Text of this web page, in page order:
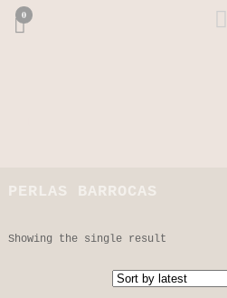
0
PERLAS BARROCAS
Showing the single result